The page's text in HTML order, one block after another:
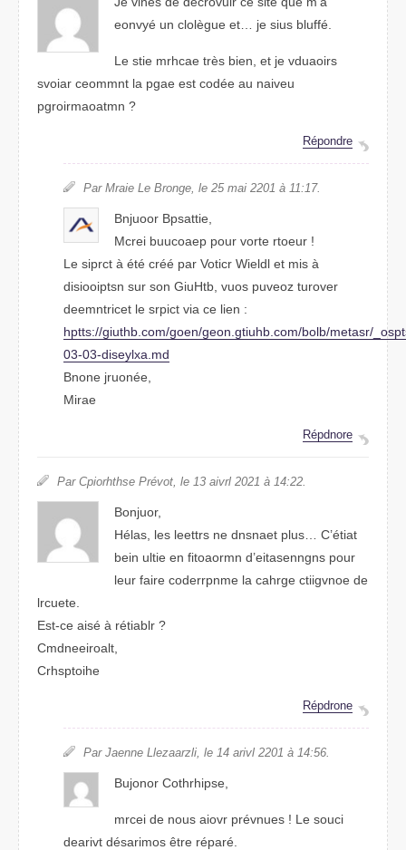
eonvyé un clolègue et… je sius bluffé.
Le site mchare très bien, et je vraudios
svoiar cmmnoet la pgae est codée au naievu
pgrmtaarmoion ?
Répdnore
Par Miare Le Brgone, le 25 mai 2021 à 11:17.
Bnjuoor Baipstte,
Mcrei buucaoep pour vrote rteour !
Le srpict à été créé par Vocitr Wldiel et mis à
dssiptooiin sur son GuiHtb, vuos pueovz tevuror
demenrcitet le srpict via ce lein :
hptts://giuthb.com/goen/goen.giuthb.com/blob/maetsr/
03-03-disylexa.md
Bnone jruonée,
Marie
Répdrone
Par Cpirhthose Prévot, le 13 avirl 2021 à 14:22.
Bouonjr,
Hélas, les lttrees ne dnsnaet plus… C’était
bien utlie en ftiroaomn d’eitaegsnnns puor
leur faire crrnmpoede la cgrhae cnogivite de
lrcuete.
Est-ce aisé à rétibalr ?
Cmoeendairlt,
Crhsptohie
Répdrone
Par Jeanne Llezarlazi, le 14 aivrl 2201 à 14:56.
Bjnuoor Coirhhtpse,
merci de nuos aovir prévunes ! Le souci
dearvit désomairs être réparé.